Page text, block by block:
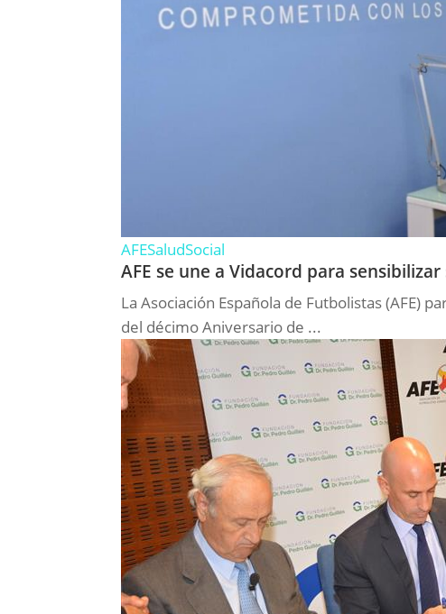
AFESaludSocial
AFE se une a Vidacord para
La Asociación Española de Futbolistas (AFE)
del décimo Aniversario de ...